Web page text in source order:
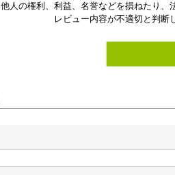
他人の権利、利益、名誉などを損ねたり、
レビュー内容が不適切と判断